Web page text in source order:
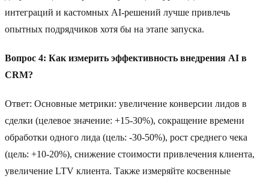
интеграций и кастомных AI-решений лучше привлечь
опытных подрядчиков хотя бы на этапе запуска.
Вопрос 4: Как измерить эффективность внедрения AI в
CRM?
Ответ: Основные метрики: увеличение конверсии лидов в
сделки (целевое значение: +15-30%), сокращение времени
обработки одного лида (цель: -30-50%), рост среднего чека
(цель: +10-20%), снижение стоимости привлечения клиента,
увеличение LTV клиента. Также измеряйте косвенные